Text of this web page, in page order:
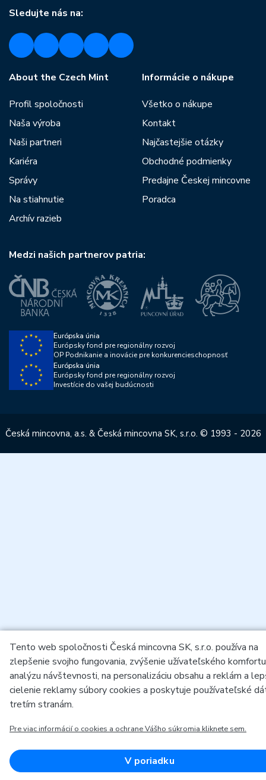
Sledujte nás na:
About the Czech Mint
Profil spoločnosti
Naša výroba
Naši partneri
Kariéra
Správy
Na stiahnutie
Archív razieb
Informácie o nákupe
Všetko o nákupe
Kontakt
Najčastejšie otázky
Obchodné podmienky
Predajne Českej mincovne
Poradca
Medzi našich partnerov patria:
Európska únia
Európsky fond pre regionálny rozvoj
OP Podnikanie a inovácie pre konkurencieschopnosť
Európska únia
Európsky fond pre regionálny rozvoj
Investície do vašej budúcnosti
Česká mincovna, a.s. & Česká mincovna SK, s.r.o. © 1993 - 2026
Tento web spoločnosti Česká mincovna SK, s.r.o. používa na
zlepšenie svojho fungovania, zvýšenie užívateľského
analýzu návštevnosti, na personalizáciu obsahu a reklám a
cielenie reklamy súbory cookies a poskytuje používateľské
tretím stranám.
Pre viac informácií o cookies a ochrane Vášho súkromia kliknete sem.
V poriadku